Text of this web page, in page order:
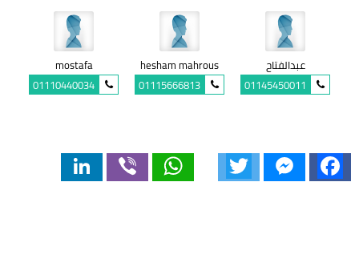
عبدالفتاح
01145450011
hesham mahrous
01115666813
mostafa
01110440034
Facebook
Messenger
WhatsApp